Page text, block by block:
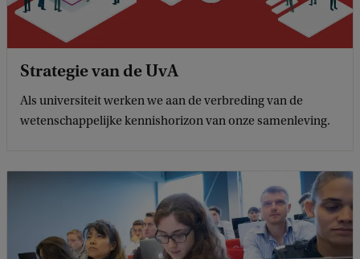
Strategie van de UvA
Als universiteit werken we aan de verbreding van de
wetenschappelijke kennishorizon van onze samenleving.